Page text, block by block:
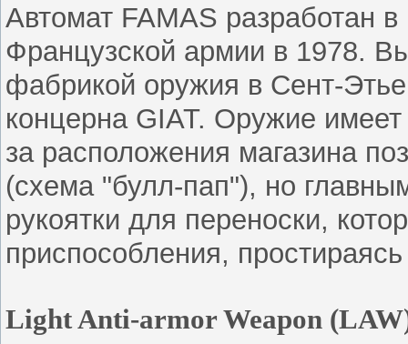
Автомат FAMAS разработан
Французской армии в 1978.
фабрикой оружия в Сент-
концерна GIAT. Оружие
за расположения магазина
(схема "булл-пап"), но
рукоятки для переноски,
приспособления,
Light Anti-armor Weapon